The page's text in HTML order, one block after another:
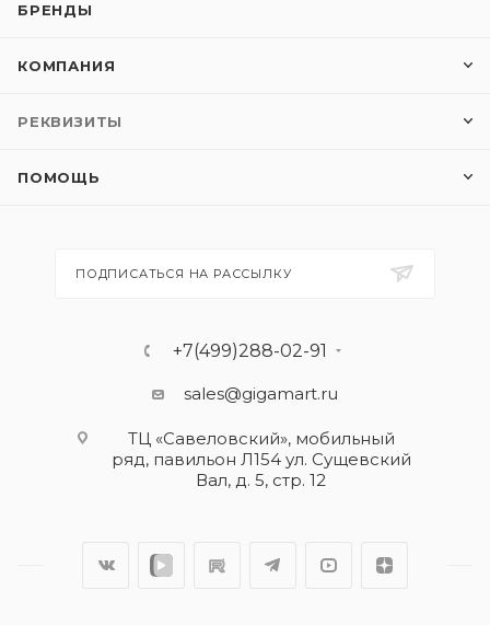
БРЕНДЫ
КОМПАНИЯ
РЕКВИЗИТЫ
ПОМОЩЬ
ПОДПИСАТЬСЯ НА РАССЫЛКУ
+7(499)288-02-91
sales@gigamart.ru
ТЦ «Савеловский», мобильный
ряд, павильон Л154 ул. Сущевский
Вал, д. 5, стр. 12